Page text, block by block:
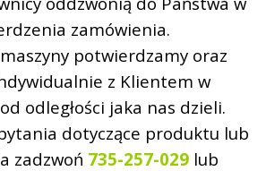
zamówienia.
potwierdzamy oraz
z Klientem w
odległości jaka nas dzieli.
dotyczące produktu lub
zadzwoń 735-257-029 lub